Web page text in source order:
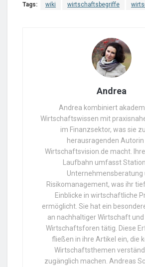
Tags: wiki wirtschaftsbegriffe
Andrea
Andrea kombiniert
Wirtschaftswissen mit
im Finanzsektor, was sie
herausragenden
Wirtschaftsvision.de macht.
Laufbahn umfasst
Unternehmensberatung
Risikomanagement, was ihr
Einblicke in wirtschaftliche
ermöglicht. Sie hat ein
an nachhaltiger Wirtschaft und
Wirtschaftsforen tätig. Diese
fließen in ihre Artikel ein, die
Wirtschaftsthemen
zugänglich machen. Andreas